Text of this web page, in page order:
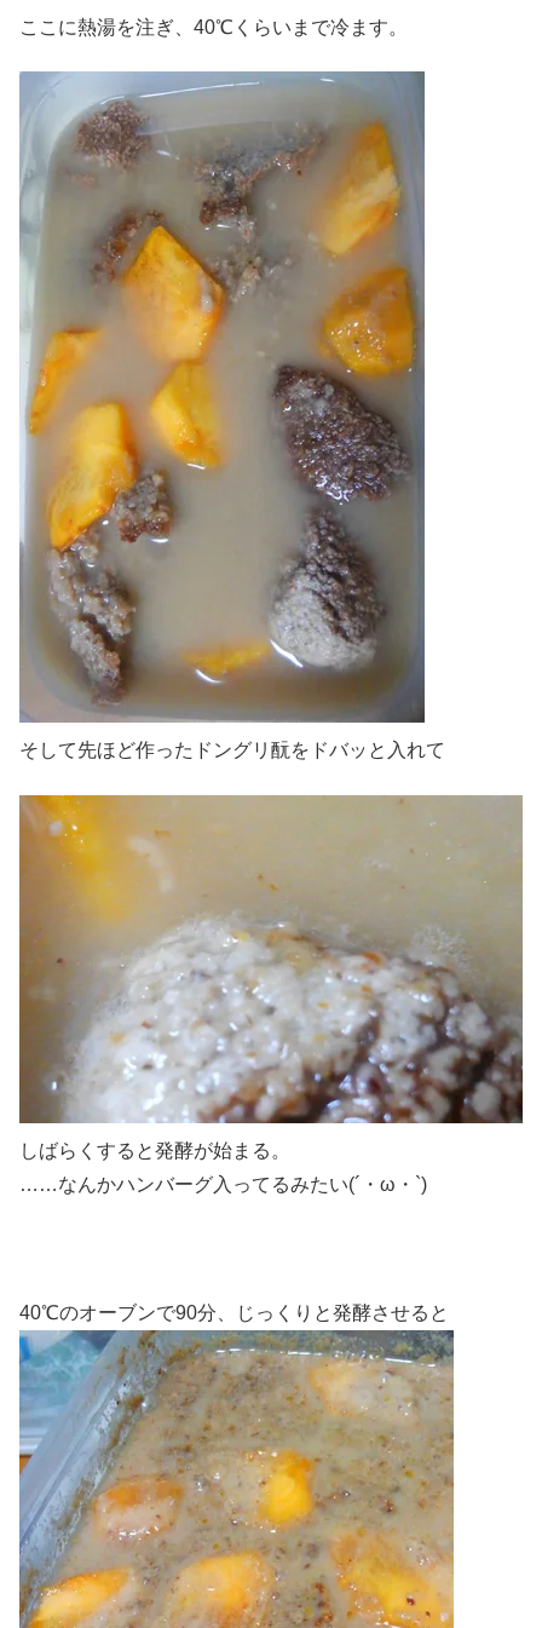
ここに熱湯を注ぎ、40℃くらいまで冷ます。
そして先ほど作ったドングリ酛をドバッと入れて
しばらくすると発酵が始まる。
……なんかハンバーグ入ってるみたい(´・ω・`)
40℃のオーブンで90分、じっくりと発酵させると